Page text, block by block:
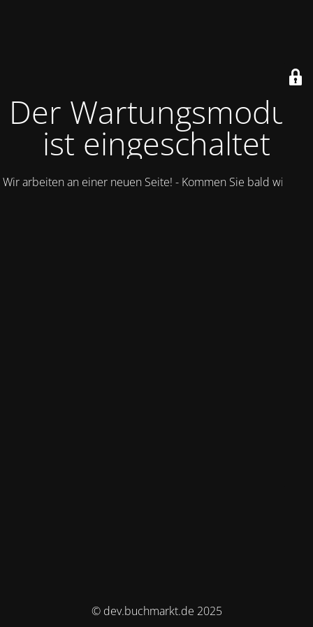
Der Wartungsmodus
ist eingeschaltet
Wir arbeiten an einer neuen Seite! - Kommen Sie bald wieder.
© dev.buchmarkt.de 2025